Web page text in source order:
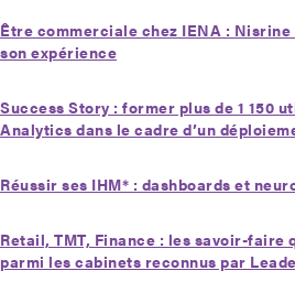
Être commerciale chez IENA :
son expérience
Success Story : former plus de 1 150
Analytics dans le cadre d’un
Réussir ses IHM* : dashboards et
Retail, TMT, Finance : les savoir-faire
parmi les cabinets reconnus par